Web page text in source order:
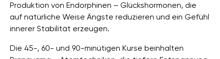
Produktion von Endorphinen – Glückshormonen, die
auf natürliche Weise Ängste reduzieren und ein Gefühl
innerer Stabilität erzeugen.
Die 45-, 60- und 90-minütigen Kurse beinhalten